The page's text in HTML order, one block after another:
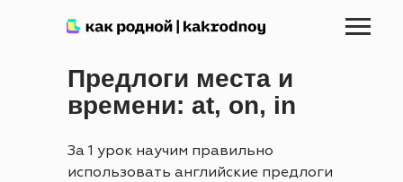
Предлоги места и
времени: at, on, in
За 1 урок научим правильно
использовать английские предлоги